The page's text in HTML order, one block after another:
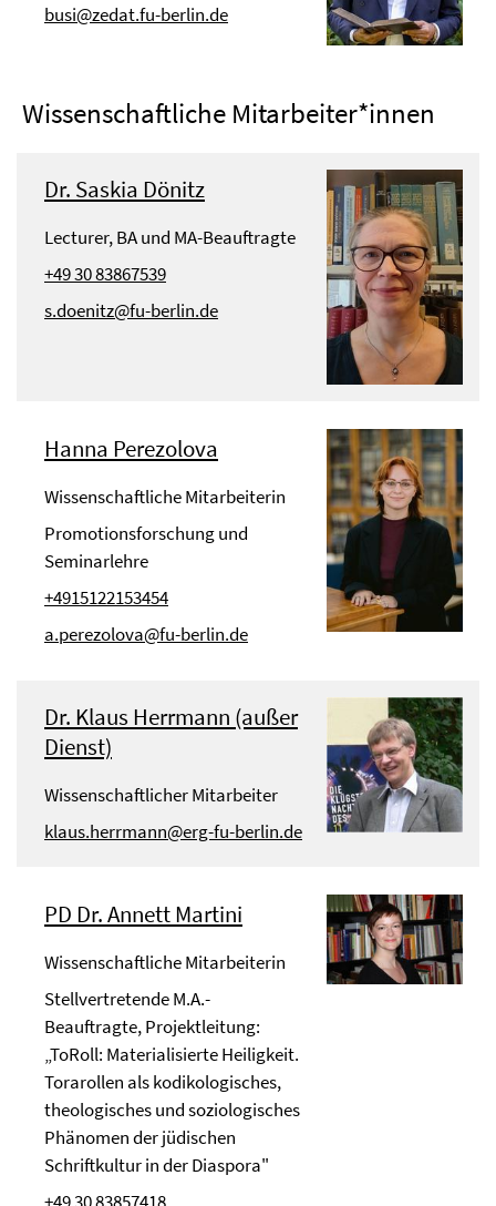
busi@zedat.fu-berlin.de
Wissenschaftliche Mitarbeiter*innen
Dr. Saskia Dönitz
Lecturer, BA und MA-Beauftragte
+49 30 83867539
s.doenitz@fu-berlin.de
Hanna Perezolova
Wissenschaftliche Mitarbeiterin
Promotionsforschung und
Seminarlehre
+4915122153454
a.perezolova@fu-berlin.de
Dr. Klaus Herrmann (außer
Dienst)
Wissenschaftlicher Mitarbeiter
klaus.herrmann@erg-fu-berlin.de
PD Dr. Annett Martini
Wissenschaftliche Mitarbeiterin
Stellvertretende M.A.-
Beauftragte, Projektleitung:
„ToRoll: Materialisierte Heiligkeit.
Torarollen als kodikologisches,
theologisches und soziologisches
Phänomen der jüdischen
Schriftkultur in der Diaspora"